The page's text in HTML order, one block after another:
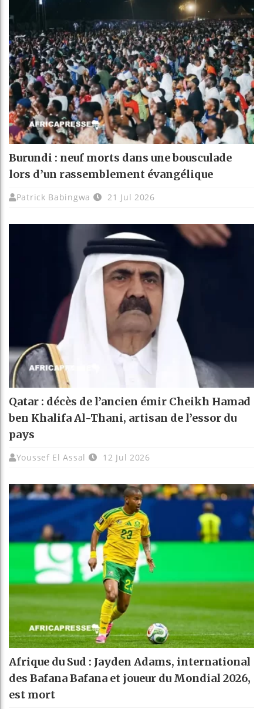
Burundi : neuf morts dans une bousculade
lors d’un rassemblement évangélique
Patrick Babingwa 21 Jul 2026
Qatar : décès de l’ancien émir Cheikh Hamad
ben Khalifa Al-Thani, artisan de l’essor du
pays
Youssef El Assal 12 Jul 2026
Afrique du Sud : Jayden Adams, international
des Bafana Bafana et joueur du Mondial 2026,
est mort